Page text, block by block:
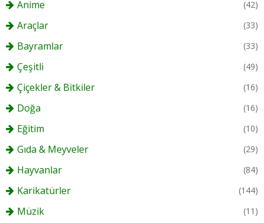
Anime (42)
Araçlar (33)
Bayramlar (33)
Çeşitli (49)
Çiçekler & Bitkiler (16)
Doğa (16)
Eğitim (10)
Gıda & Meyveler (29)
Hayvanlar (84)
Karikatürler (144)
Müzik (11)